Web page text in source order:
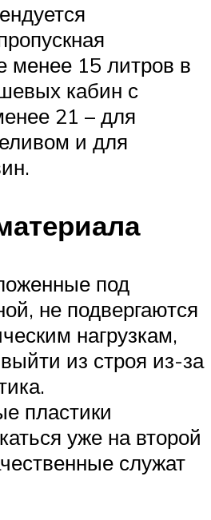
менее 15 литров в
кабин с
21 – для
и для
под
не подвергаются
нагрузкам,
из строя из-за
пластики
уже на второй
служат